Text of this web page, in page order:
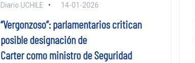
Diario UCHILE 14-01-2026
“Vergonzoso”: parlamentarios critican
posible designación de
Carter como ministro de Seguridad